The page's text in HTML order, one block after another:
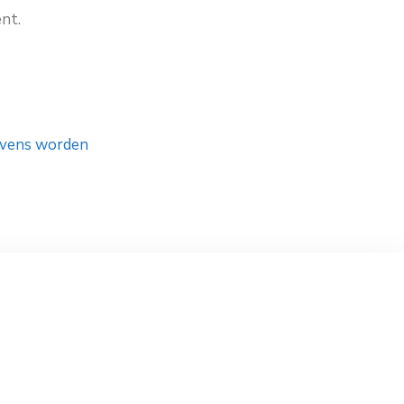
worden